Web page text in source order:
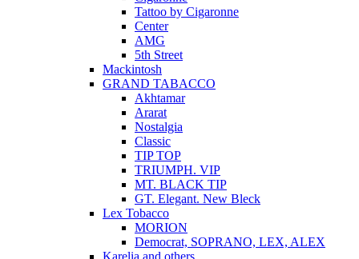
Tattoo by Cigaronne
Center
AMG
5th Street
Mackintosh
GRAND TABACCO
Akhtamar
Ararat
Nostalgia
Classic
TIP TOP
TRIUMPH. VIP
MT. BLACK TIP
GT. Elegant. New Bleck
Lex Tobacco
MORION
Democrat, SOPRANO, LEX, ALEX
Karelia and others